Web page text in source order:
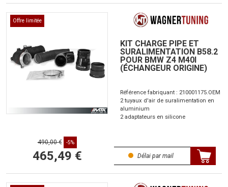
Offre limitée
KIT CHARGE PIPE ET
SURALIMENTATION B58.2
POUR BMW Z4 M40I
(ÉCHANGEUR ORIGINE)
Référence fabriquant : 210001175.OEM
2 tuyaux d'air de suralimentation en
aluminium
2 adaptateurs en silicone
490,00 € -5%
465,49 € Délai par mail